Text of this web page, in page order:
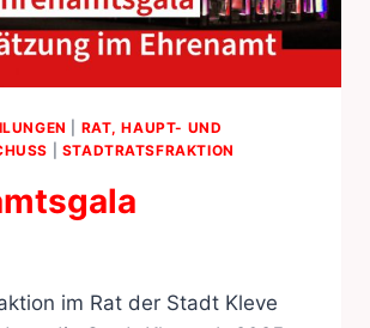
RAT, HAUPT- UND
STADTRATSFRAKTION
im Rat der Stadt Kleve